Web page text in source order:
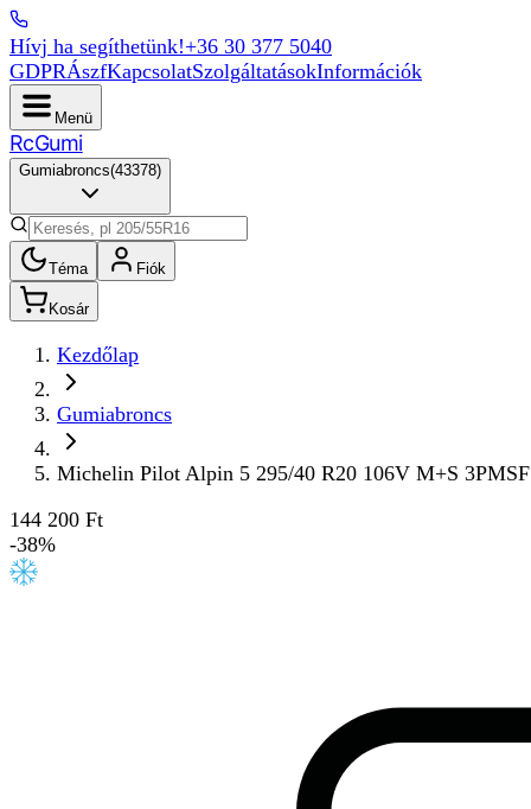
Hívj ha segíthetünk!+36 30 377 5040
GDPRÁszfKapcsolatSzolgáltatásokInformációk
Menü
RcGumi
Gumiabroncs(43378)
Téma Fiók
Kosár
Kezdőlap
Gumiabroncs
Michelin Pilot Alpin 5 295/40 R20 106V M+S
144 200 Ft
-38%